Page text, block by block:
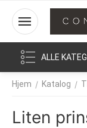
ALLE
Hjem / Katalog /
Liten